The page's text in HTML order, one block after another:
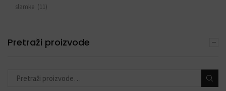
slamke (11)
trake (4)
konfete i topovi (13)
Pretraži proizvode